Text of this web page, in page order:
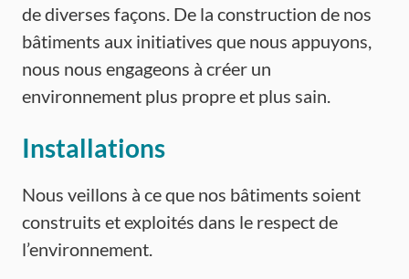
de diverses façons. De la construction de nos
bâtiments aux initiatives que nous appuyons,
nous nous engageons à créer un
environnement plus propre et plus sain.
Installations
Nous veillons à ce que nos bâtiments soient
construits et exploités dans le respect de
l’environnement.